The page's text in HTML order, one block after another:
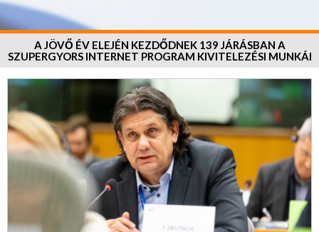
A JÖVŐ ÉV ELEJÉN KEZDŐDNEK 139 JÁRÁSBAN A
SZUPERGYORS INTERNET PROGRAM KIVITELEZÉSI MUNKÁI